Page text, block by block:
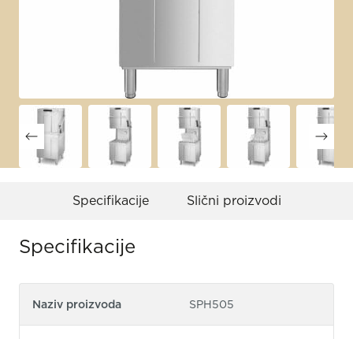
Specifikacije Slični proizvodi
Specifikacije
Naziv proizvoda SPH505